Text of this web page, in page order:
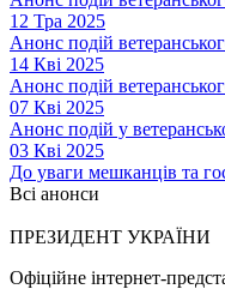
12 Тра 2025
Анонс подій
14 Кві 2025
Анонс подій
07 Кві 2025
Анонс подій у
03 Кві 2025
До уваги мешканців та
Всі анонси
ПРЕЗИДЕНТ УКРАЇНИ
Офіційне інтернет-